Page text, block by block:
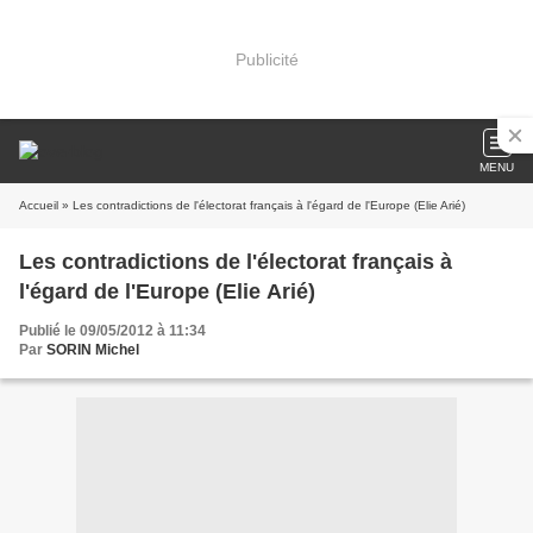
Publicité
MENU
Accueil » Les contradictions de l'électorat français à l'égard de l'Europe (Elie Arié)
Les contradictions de l'électorat français à
l'égard de l'Europe (Elie Arié)
Publié le 09/05/2012 à 11:34
Par SORIN Michel